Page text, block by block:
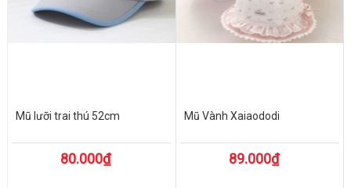
Mũ lưỡi trai thú 52cm
80.000₫
Mũ Vành Xaiaododi
89.000₫